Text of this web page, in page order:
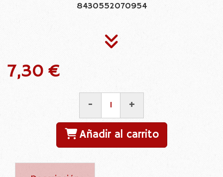
8430552070954
7,30 €
- +
Añadir al carrito